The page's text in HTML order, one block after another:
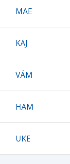
MAE
KAJ
VÄM
HAM
UKE